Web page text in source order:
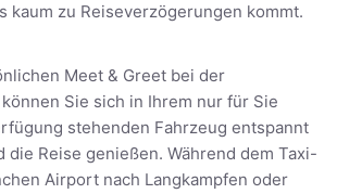
kaum zu Reiseverzögerungen kommt.
Meet & Greet bei der
Sie sich in Ihrem nur für Sie
stehenden Fahrzeug entspannt
die Reise genießen. Während dem Taxi-
Airport nach Langkampfen oder